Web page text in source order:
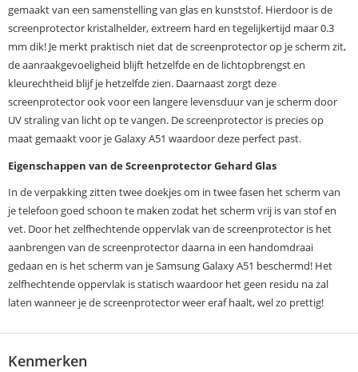
gemaakt van een samenstelling van glas en kunststof. Hierdoor is de
screenprotector kristalhelder, extreem hard en tegelijkertijd maar 0.3
mm dik! Je merkt praktisch niet dat de screenprotector op je scherm zit,
de aanraakgevoeligheid blijft hetzelfde en de lichtopbrengst en
kleurechtheid blijf je hetzelfde zien. Daarnaast zorgt deze
screenprotector ook voor een langere levensduur van je scherm door
UV straling van licht op te vangen. De screenprotector is precies op
maat gemaakt voor je Galaxy A51 waardoor deze perfect past.
Eigenschappen van de Screenprotector Gehard Glas
In de verpakking zitten twee doekjes om in twee fasen het scherm van
je telefoon goed schoon te maken zodat het scherm vrij is van stof en
vet. Door het zelfhechtende oppervlak van de screenprotector is het
aanbrengen van de screenprotector daarna in een handomdraai
gedaan en is het scherm van je Samsung Galaxy A51 beschermd! Het
zelfhechtende oppervlak is statisch waardoor het geen residu na zal
laten wanneer je de screenprotector weer eraf haalt, wel zo prettig!
Kenmerken